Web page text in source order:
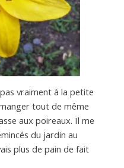
vraiment à la petite
tout de même
aux poireaux. Il me
du jardin au
plus de pain de fait